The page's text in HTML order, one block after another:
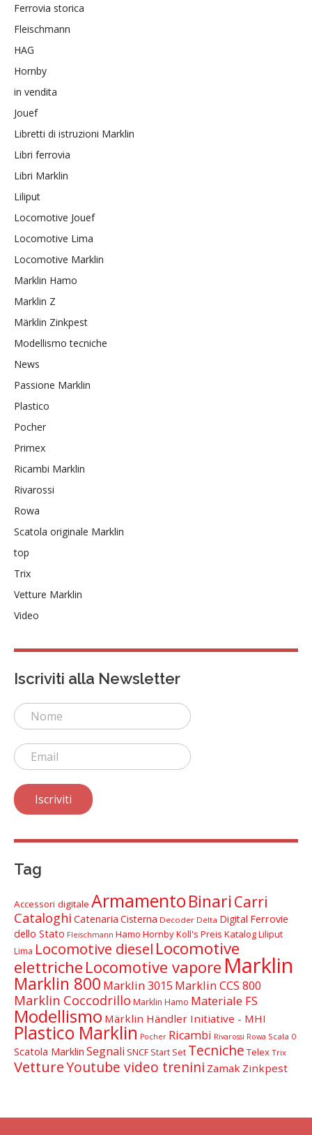
Ferrovia storica
Fleischmann
HAG
Hornby
in vendita
Jouef
Libretti di istruzioni Marklin
Libri ferrovia
Libri Marklin
Liliput
Locomotive Jouef
Locomotive Lima
Locomotive Marklin
Marklin Hamo
Marklin Z
Märklin Zinkpest
Modellismo tecniche
News
Passione Marklin
Plastico
Pocher
Primex
Ricambi Marklin
Rivarossi
Rowa
Scatola originale Marklin
top
Trix
Vetture Marklin
Video
Iscriviti alla Newsletter
Tag
Accessori digitale ArmamentoBinari Carri
Cataloghi Catenaria Cisterna Decoder Delta Digital Ferrovie
dello Stato Fleischmann Hamo HornbyKoll's Preis KatalogLiliput
Lima Locomotive diesel Locomotive
elettriche Locomotive vapore Marklin
Marklin 800 Marklin 3015 Marklin CCS 800
Marklin Coccodrillo Marklin Hamo Materiale FS
Modellismo Märklin Händler Initiative - MHI
Plastico Marklin Pocher Ricambi Rivarossi Rowa Scala 0
Scatola Marklin Segnali SNCF Start Set Tecniche Telex Trix
VettureYoutube video trenini Zamak Zinkpest